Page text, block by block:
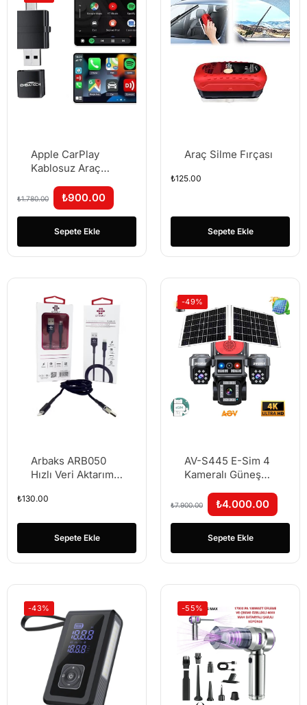
Apple CarPlay
Kablosuz Araç
ve Üzeri Uyumlu,
Tak-Çalıştır
₺1.780.00 ₺900.00
Sepete Ekle
Araç Silme Fırçası
₺125.00
Sepete Ekle
Arbaks ARB050
Hızlı Veri Aktarımı
Yüksek Hızlı Şarj
₺130.00
Sepete Ekle
-49%
AV-S445 E-Sim 4
Kameralı Güneş
Tüm Mekanlar İçin
Gece Görüşlü 8
₺7.900.00 ₺4.000.00
Sepete Ekle
-43% -55%